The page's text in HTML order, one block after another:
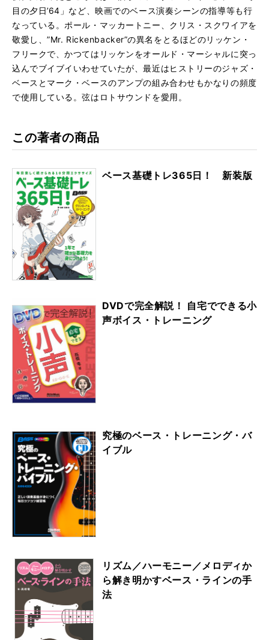
目の夕日’64」など、映画でのベース演奏シーンの指導等も行
なっている。ポール・マッカートニー、クリス・スクワイアを
敬愛し、”Mr. Rickenbacker”の異名をとるほどのリッケン・
フリークで、かつてはリッケンをオールド・マーシャルに突っ
込んでブイブイいわせていたが、最近はヒストリーのジャズ・
ベースとマーク・ベースのアンプの組み合わせもかなりの頻度
で使用している。弦はロトサウンドを愛用。
この著者の商品
ベース基礎トレ365日！ 新装版
DVDで完全解説！ 自宅でできる小
声ボイス・トレーニング
究極のベース・トレーニング・バ
イブル
リズム／ハーモニー／メロディか
ら解き明かすベース・ラインの手
法